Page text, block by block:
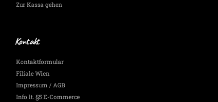
Zur Kassa gehen
Kontakt
Kontaktformular
Filiale Wien
Impressum / AGB
Info lt. §5 E-Commerce